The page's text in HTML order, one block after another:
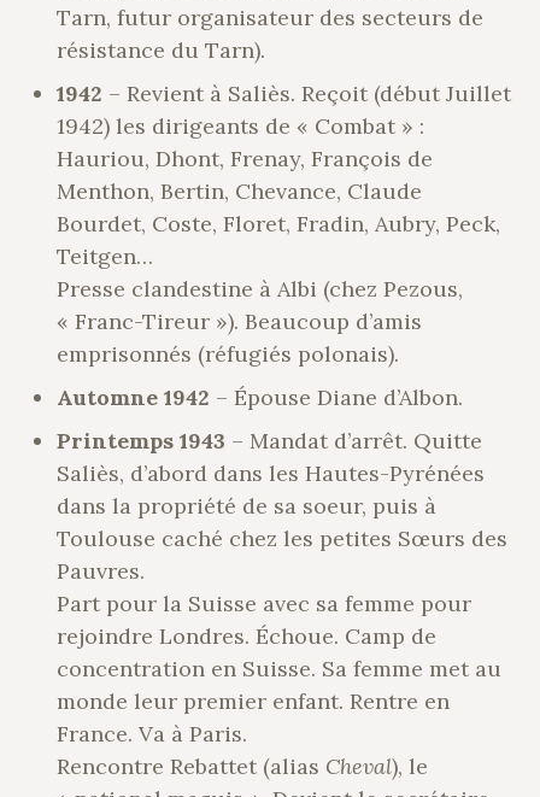
Tarn, futur organisateur des secteurs de
résistance du Tarn).
1942 – Revient à Saliès. Reçoit (début Juillet
1942) les dirigeants de « Combat » :
Hauriou, Dhont, Frenay, François de
Menthon, Bertin, Chevance, Claude
Bourdet, Coste, Floret, Fradin, Aubry, Peck,
Teitgen…
Presse clandestine à Albi (chez Pezous,
« Franc-Tireur »). Beaucoup d’amis
emprisonnés (réfugiés polonais).
Automne 1942 – Épouse Diane d’Albon.
Printemps 1943 – Mandat d’arrêt. Quitte
Saliès, d’abord dans les Hautes-Pyrénées
dans la propriété de sa soeur, puis à
Toulouse caché chez les petites Sœurs des
Pauvres.
Part pour la Suisse avec sa femme pour
rejoindre Londres. Échoue. Camp de
concentration en Suisse. Sa femme met au
monde leur premier enfant. Rentre en
France. Va à Paris.
Rencontre Rebattet (alias Cheval), le